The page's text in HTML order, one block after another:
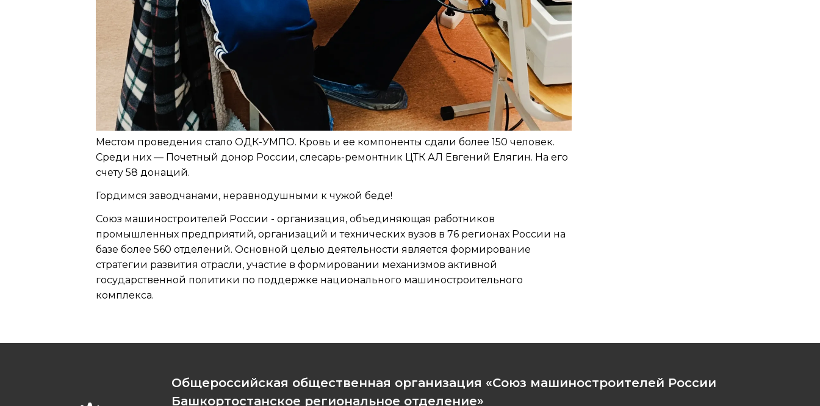
Местом проведения стало ОДК-УМПО. Кровь и ее компоненты сдали более 150 человек.
Среди них — Почетный донор России, слесарь-ремонтник ЦТК АЛ Евгений Елягин. На его
счету 58 донаций.
Гордимся заводчанами, неравнодушными к чужой беде!
Союз машиностроителей России - организация, объединяющая работников
промышленных предприятий, организаций и технических вузов в 76 регионах России на
базе более 560 отделений. Основной целью деятельности является формирование
стратегии развития отрасли, участие в формировании механизмов активной
государственной политики по поддержке национального машиностроительного
комплекса.
Общероссийская общественная организация «Союз машиностроителей России
Башкортостанское региональное отделение»